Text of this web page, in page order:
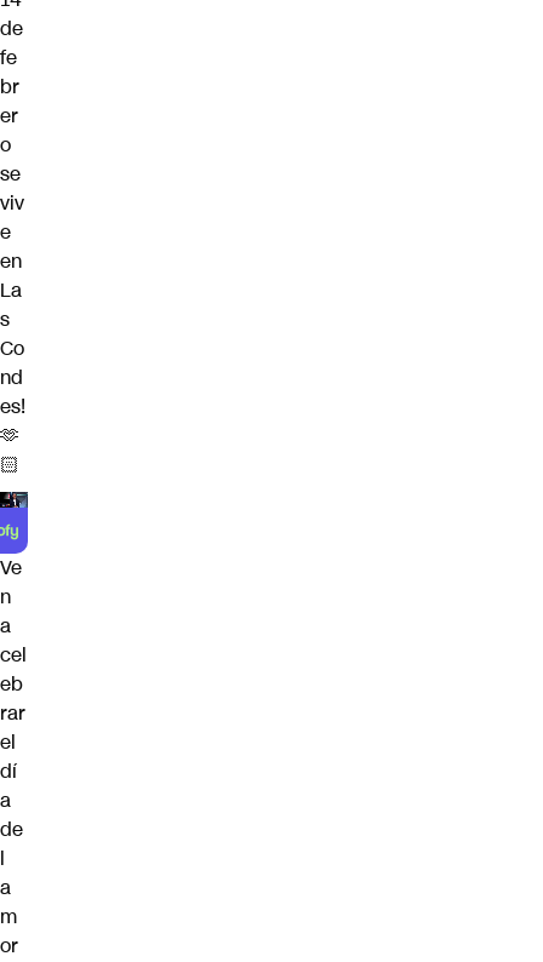
de
fe
br
er
o
se
viv
e
en
La
s
Co
nd
es!
🫶
🏻
Ve
n
a
cel
eb
rar
el
dí
a
de
l
a
m
or